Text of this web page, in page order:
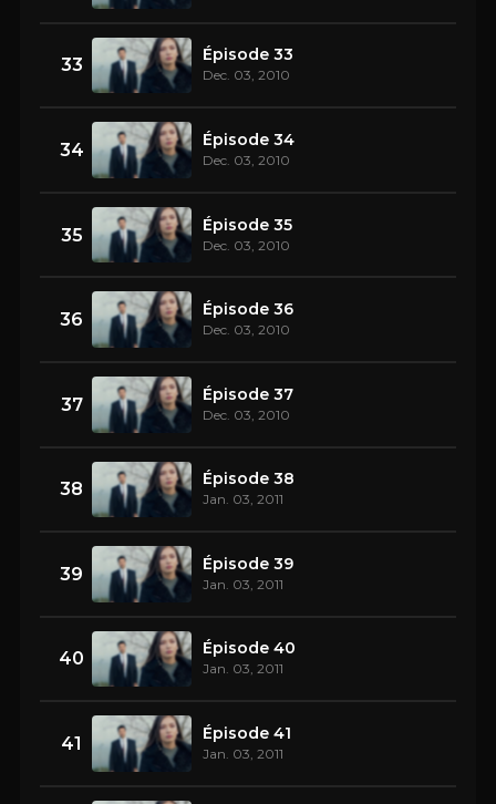
33 Épisode 33
Dec. 03, 2010
34 Épisode 34
Dec. 03, 2010
35 Épisode 35
Dec. 03, 2010
36 Épisode 36
Dec. 03, 2010
37 Épisode 37
Dec. 03, 2010
38 Épisode 38
Jan. 03, 2011
39 Épisode 39
Jan. 03, 2011
40 Épisode 40
Jan. 03, 2011
41 Épisode 41
Jan. 03, 2011